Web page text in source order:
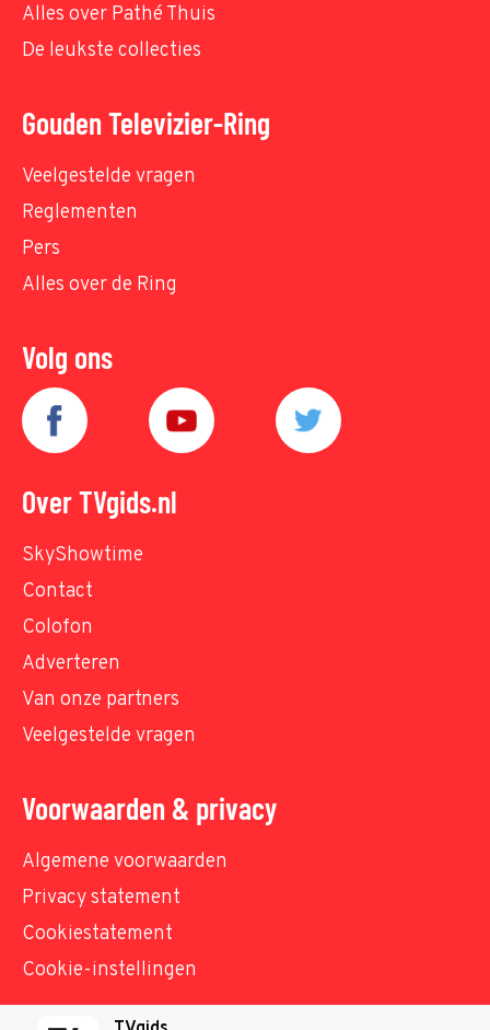
Alles over Pathé Thuis
De leukste collecties
Gouden Televizier-Ring
Veelgestelde vragen
Reglementen
Pers
Alles over de Ring
Volg ons
Over TVgids.nl
SkyShowtime
Contact
Colofon
Adverteren
Van onze partners
Veelgestelde vragen
Voorwaarden & privacy
Algemene voorwaarden
Privacy statement
Cookiestatement
Cookie-instellingen